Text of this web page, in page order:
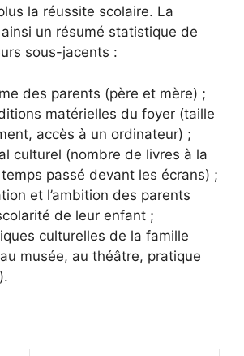
la réussite scolaire. La
un résumé statistique de
sous-jacents :
des parents (père et mère) ;
matérielles du foyer (taille
accès à un ordinateur) ;
culturel (nombre de livres à la
passé devant les écrans) ;
et l’ambition des parents
de leur enfant ;
culturelles de la famille
musée, au théâtre, pratique